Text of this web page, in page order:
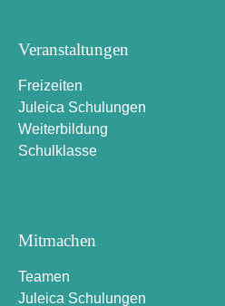
Veranstaltungen
Freizeiten
Juleica Schulungen
Weiterbildung
Schulklasse
Mitmachen
Teamen
Juleica Schulungen